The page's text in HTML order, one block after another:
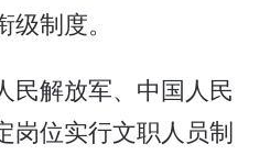
制度。
解放军、中国人民
岗位实行文职人员制